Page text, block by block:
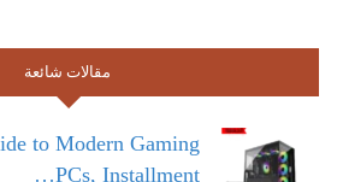
مقالات شائعة
to Modern Gaming
PCs, Installment…